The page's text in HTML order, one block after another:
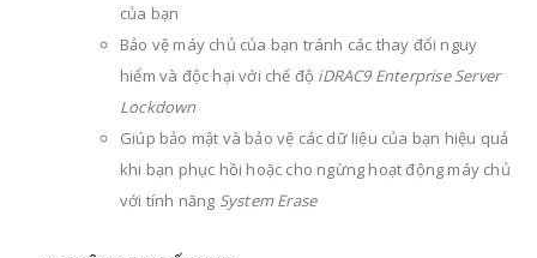
của bạn
Bảo vệ máy chủ của bạn tránh các thay đổi nguy
hiểm và độc hại với chế độ iDRAC9 Enterprise Server
Lockdown
Giúp bảo mật và bảo vệ các dữ liệu của bạn hiệu quả
khi bạn phục hồi hoặc cho ngừng hoạt động máy chủ
với tính năng System Erase